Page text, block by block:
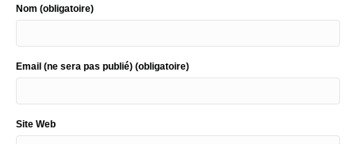
Nom (obligatoire)
Email (ne sera pas publié) (obligatoire)
Site Web